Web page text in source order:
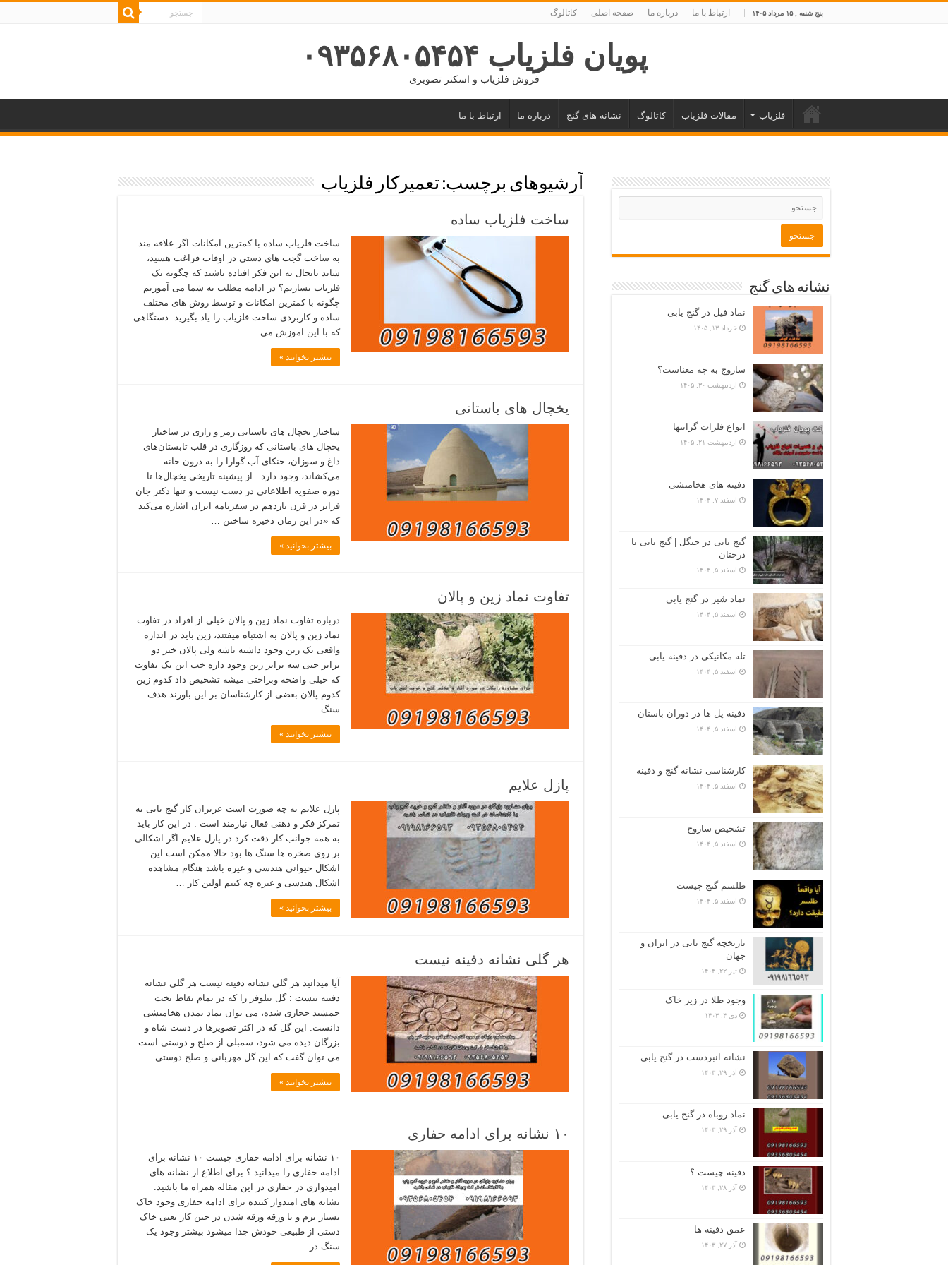
پنج شنبه , ۱۵ مرداد ۱۴۰۵ ارتباط با ما درباره ما صفحه اصلی کاتالوگ
پویان فلزیاب ۰۹۳۵۶۸۰۵۴۵۴
فروش فلزیاب و اسکنر تصویری
فلزیاب مقالات فلزیاب کاتالوگ نشانه های گنج درباره ما ارتباط با ما
آرشیوهای برچسب:تعمیرکار فلزیاب
ساخت فلزیاب ساده
ساخت فلزیاب ساده با کمترین امکانات اگر علاقه مند
به ساخت گجت های دستی در اوقات فراغت هسید،
شاید تابحال به این فکر افتاده باشید که چگونه یک
فلزیاب بسازیم؟ در ادامه مطلب به شما می آموزیم
چگونه با کمترین امکانات و توسط روش های مختلف
ساده و کاربردی ساخت فلزیاب را یاد بگیرید. دستگاهی
که با این اموزش می …
بیشتر بخوانید »
یخچال های باستانی
ساختار یخچال های باستانی رمز و رازی در ساختار
یخچال های باستانی که روزگاری در قلب تابستان‌های
داغ و سوزان، خنکای آب گوارا را به درون خانه
می‌کشاند، وجود دارد. از پیشینه تاریخی یخچال‌ها تا
دوره صفویه اطلاعاتی در دست نیست و تنها دکتر جان
فرایر در قرن یازدهم در سفرنامه ایران اشاره می‌کند
که «در این زمان ذخیره ساختن …
بیشتر بخوانید »
تفاوت نماد زین و پالان
درباره تفاوت نماد زین و پالان خیلی از افراد در تفاوت
نماد زین و پالان به اشتباه میفتند، زین باید در اندازه
واقعی یک زین وجود داشته باشه ولی پالان خیر دو
برابر حتی سه برابر زین وجود داره خب این یک تفاوت
که خیلی واضحه وبراحتی میشه تشخیص داد کدوم زین
کدوم پالان بعضی از کارشناسان بر این باورند هدف
سنگ …
بیشتر بخوانید »
پازل علایم
پازل علایم به چه صورت است عزیزان کار گنج یابی به
تمرکز فکر و ذهنی فعال نیازمند است . در این کار باید
به همه جوانب کار دقت کرد.در پازل علایم اگر اشکالی
بر روی صخره ها سنگ ها بود حالا ممکن است این
اشکال حیوانی هندسی و غیره باشد هنگام مشاهده
اشکال هندسی و غیره چه کنیم اولین کار …
بیشتر بخوانید »
هر گلی نشانه دفینه نیست
آیا میدانید هر گلی نشانه دفینه نیست هر گلی نشانه
دفینه نیست : گل نیلوفر را که در تمام نقاط تخت
جمشید حجاری شده، می توان نماد تمدن هخامنشی
دانست. این گل که در اکثر تصویرها در دست شاه و
بزرگان دیده می شود، سمبلی از صلح و دوستی است.
می توان گفت که این گل مهربانی و صلح دوستی …
بیشتر بخوانید »
۱۰ نشانه برای ادامه حفاری
۱۰ نشانه برای ادامه حفاری چیست ۱۰ نشانه برای
ادامه حفاری را میدانید ؟ برای اطلاع از نشانه های
امیدواری در حفاری در این مقاله همراه ما باشید.
نشانه های امیدوار کننده برای ادامه حفاری وجود خاک
بسیار نرم و یا ورقه ورقه شدن در حین کار یعنی خاک
دستی از طبیعی خودش جدا میشود بیشتر وجود یک
سنگ در …
نشانه های گنج
نماد فیل در گنج یابی
خرداد ۱۳, ۱۴۰۵
ساروج به چه معناست؟
اردیبهشت ۳۰, ۱۴۰۵
انواع فلزات گرانبها
اردیبهشت ۲۱, ۱۴۰۵
دفینه های هخامنشی
اسفند ۷, ۱۴۰۴
گنج یابی در جنگل | گنج یابی با
درختان
اسفند ۵, ۱۴۰۴
نماد شیر در گنج یابی
اسفند ۵, ۱۴۰۴
تله مکانیکی در دفینه یابی
اسفند ۵, ۱۴۰۴
دفینه پل ها در دوران باستان
اسفند ۵, ۱۴۰۴
کارشناسی نشانه گنج و دفینه
اسفند ۵, ۱۴۰۴
تشخیص ساروج
اسفند ۵, ۱۴۰۴
طلسم گنج چیست
اسفند ۵, ۱۴۰۴
تاریخچه گنج‌ یابی در ایران و
جهان
تیر ۲۲, ۱۴۰۴
وجود طلا در زیر خاک
دی ۴, ۱۴۰۳
نشانه انبردست در گنج یابی
آذر ۲۹, ۱۴۰۳
نماد روباه در گنج یابی
آذر ۲۹, ۱۴۰۳
دفینه چیست ؟
آذر ۲۸, ۱۴۰۳
عمق دفینه ها
آذر ۲۷, ۱۴۰۳